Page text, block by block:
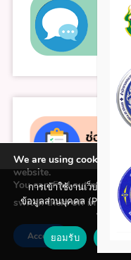
We are using cookies to
website.
You can find out more
switch them off in
Accept
การเข้าใช้งานเว็บไซต์แ
ข้อมูลส่วนบุคคล (Privacy
ที่ทางห
ยอมรับ